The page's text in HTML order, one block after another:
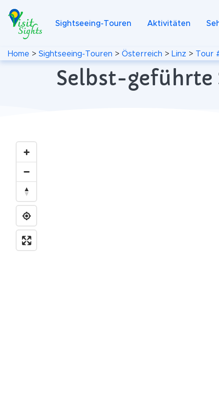
Sightseeing-Touren Aktivitäten
Home > Sightseeing-Touren > Österreich > Linz > Tour
Selbst-geführte